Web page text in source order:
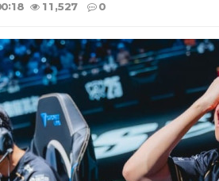
11,527 0